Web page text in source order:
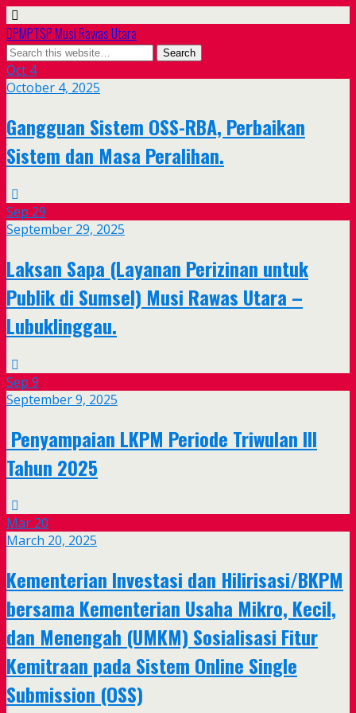
DPMPTSP Musi Rawas Utara
Oct 4
October 4, 2025
Gangguan Sistem OSS-RBA, Perbaikan
Sistem dan Masa Peralihan.
Sep 29
September 29, 2025
Laksan Sapa (Layanan Perizinan untuk
Publik di Sumsel) Musi Rawas Utara –
Lubuklinggau.
Sep 9
September 9, 2025
Penyampaian LKPM Periode Triwulan III
Tahun 2025
Mar 20
March 20, 2025
Kementerian Investasi dan Hilirisasi/BKPM
bersama Kementerian Usaha Mikro, Kecil,
dan Menengah (UMKM) Sosialisasi Fitur
Kemitraan pada Sistem Online Single
Submission (OSS)